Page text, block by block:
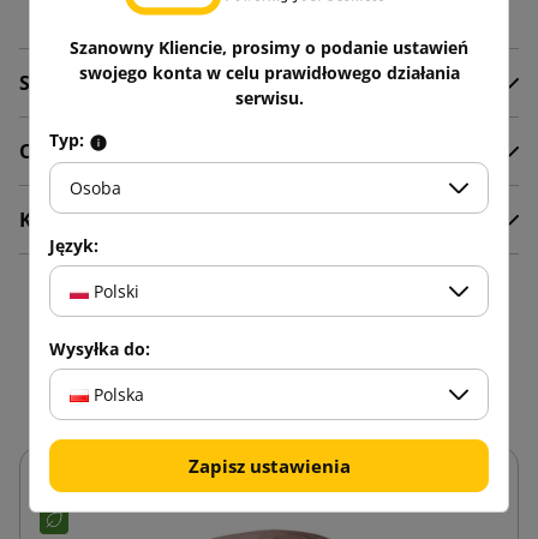
Szczegóły produktu
Opis
Komentarze
16 innych produktów w
tej samej kategorii:
Szanowny Kliencie, prosimy o podanie ustawień
swojego konta w celu prawidłowego działania
serwisu.
Typ:
Osoba
Język:
Polski
Wysyłka do:
Polska
Zapisz ustawienia